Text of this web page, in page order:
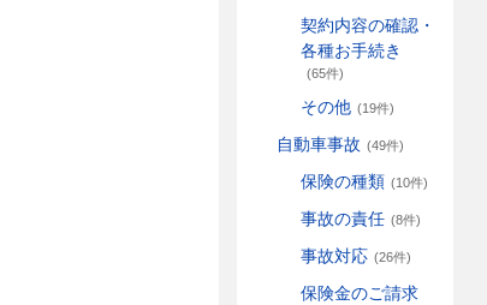
契約内容の確認・
各種お手続き
(65件)
その他 (19件)
自動車事故 (49件)
保険の種類 (10件)
事故の責任 (8件)
事故対応 (26件)
保険金のご請求